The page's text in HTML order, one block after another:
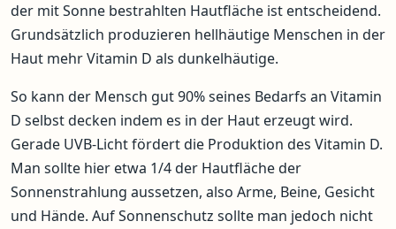
der mit Sonne bestrahlten Hautfläche ist entscheidend.
Grundsätzlich produzieren hellhäutige Menschen in der
Haut mehr Vitamin D als dunkelhäutige.
So kann der Mensch gut 90% seines Bedarfs an Vitamin
D selbst decken indem es in der Haut erzeugt wird.
Gerade UVB-Licht fördert die Produktion des Vitamin D.
Man sollte hier etwa 1/4 der Hautfläche der
Sonnenstrahlung aussetzen, also Arme, Beine, Gesicht
und Hände. Auf Sonnenschutz sollte man jedoch nicht